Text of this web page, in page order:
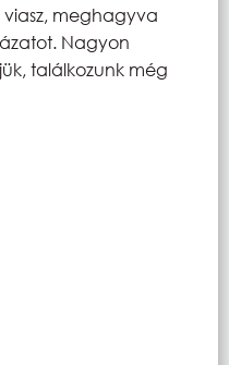
meghagyva
Nagyon
találkozunk még